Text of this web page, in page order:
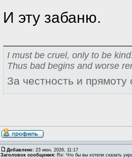
И эту забаню.
I must be cruel, only to be
Thus bad begins and worse
За честность и
Добавлено: 23 июн, 2026, 11:17
Заголовок сообщения: Re: Что бы вы хотели сказать